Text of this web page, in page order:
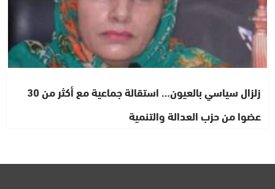
زلزال سياسي بالعيون… استقالة جماعية مع أكثر من 30
عضوا من حزب العدالة والتنمية